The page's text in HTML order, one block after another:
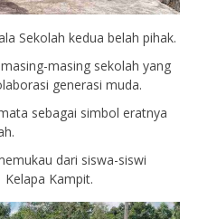
Sekolah kedua belah pihak.
masing sekolah yang
generasi muda.
sebagai simbol eratnya
dari siswa-siswi
Kampit.